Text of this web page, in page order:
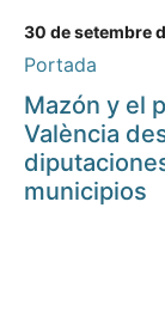
30 de setembre
Portada
Mazón y el
València
municipios